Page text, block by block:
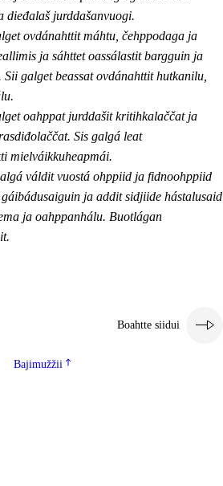
dieđalaš jurddašanvuogi.
ovdánahttit máhtu, čehppodaga ja
ja sáhttet oassálastit bargguin ja
galget beassat ovdánahttit hutkanilu,
oahppat jurddašit kritihkalaččat ja
Sis galgá leat
mielváikkuheapmái.
váldit vuostá ohppiid ja fidnoohppiid
ja addit sidjiide hástalusaid
ja oahppanhálu. Buotlágan
Boahtte siidui
Bajimužžii